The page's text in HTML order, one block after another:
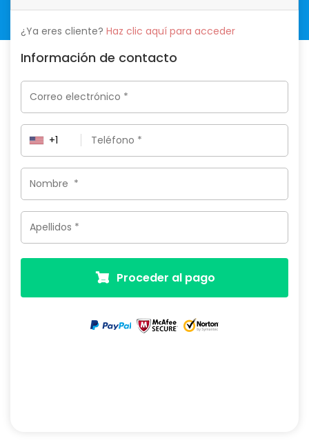
¿Ya eres cliente? Haz clic aquí para acceder
Información de contacto
+1
Proceder al pago